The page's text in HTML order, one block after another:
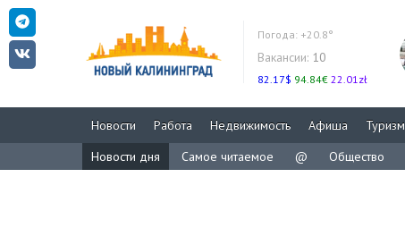
Погода: +20.8°
Вакансии: 10
82.17$ 94.84€ 22.01zł
Новости Работа Недвижимость Афиша Туризм
Новости дня
Самое читаемое @ Общество